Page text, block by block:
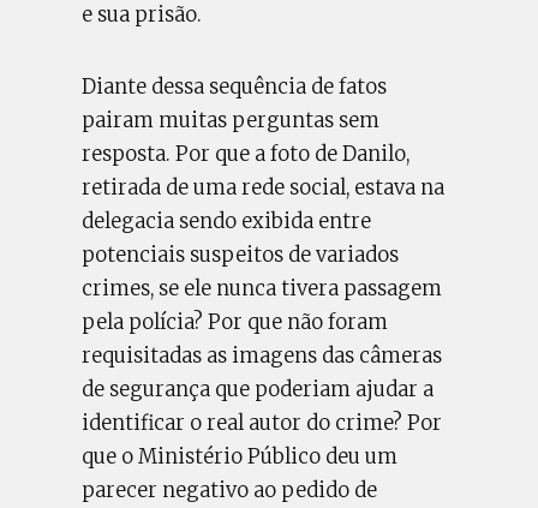
e sua prisão.
Diante dessa sequência de fatos
pairam muitas perguntas sem
resposta. Por que a foto de Danilo,
retirada de uma rede social, estava na
delegacia sendo exibida entre
potenciais suspeitos de variados
crimes, se ele nunca tivera passagem
pela polícia? Por que não foram
requisitadas as imagens das câmeras
de segurança que poderiam ajudar a
identificar o real autor do crime? Por
que o Ministério Público deu um
parecer negativo ao pedido de